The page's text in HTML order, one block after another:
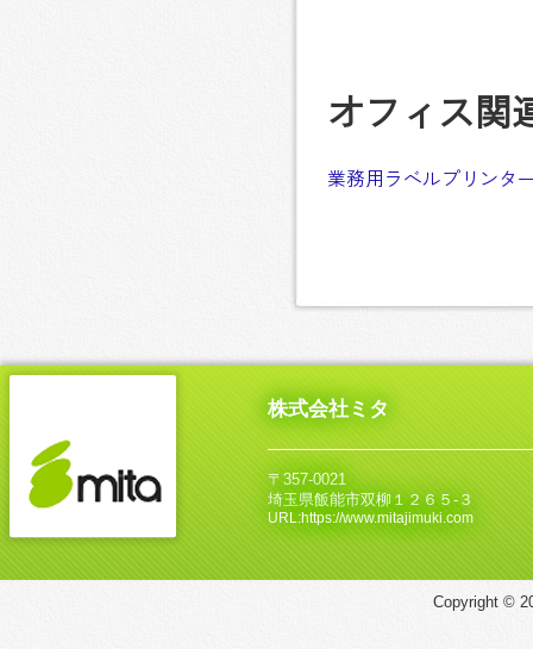
オフィス関
業務用ラベルプリンタ
株式会社ミタ
〒357-0021
埼玉県飯能市双柳１２６５‐３
URL:https://www.mitajimuki.com
Copyright ©